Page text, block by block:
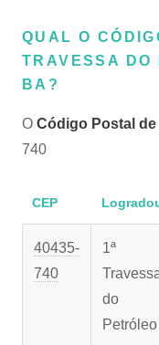
QUAL O
TRAVESSA DO
BA?
O Código Postal de
740
CEP
40435-
740
1ª
do
Petróleo